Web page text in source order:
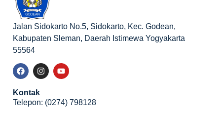
Jalan Sidokarto No.5, Sidokarto, Kec. Godean,
Kabupaten Sleman, Daerah Istimewa Yogyakarta
55564
Kontak
Telepon: (0274) 798128